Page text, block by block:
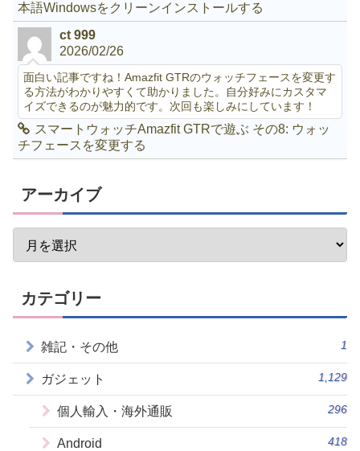
本語Windowsをクリーンインストールする
ct 999
2026/02/26
面白い記事ですね！Amazfit GTRのウォッチフェースを変更す
る方法がわかりやすくて助かりました。自分好みにカスタマ
イズできるのが魅力的です。次回も楽しみにしています！
スマートウォッチAmazfit GTRで遊ぶ その8: ウォッ
チフェースを変更する
アーカイブ
カテゴリー
雑記・その他 1
ガジェット 1,129
個人輸入・海外通販 296
Android 418